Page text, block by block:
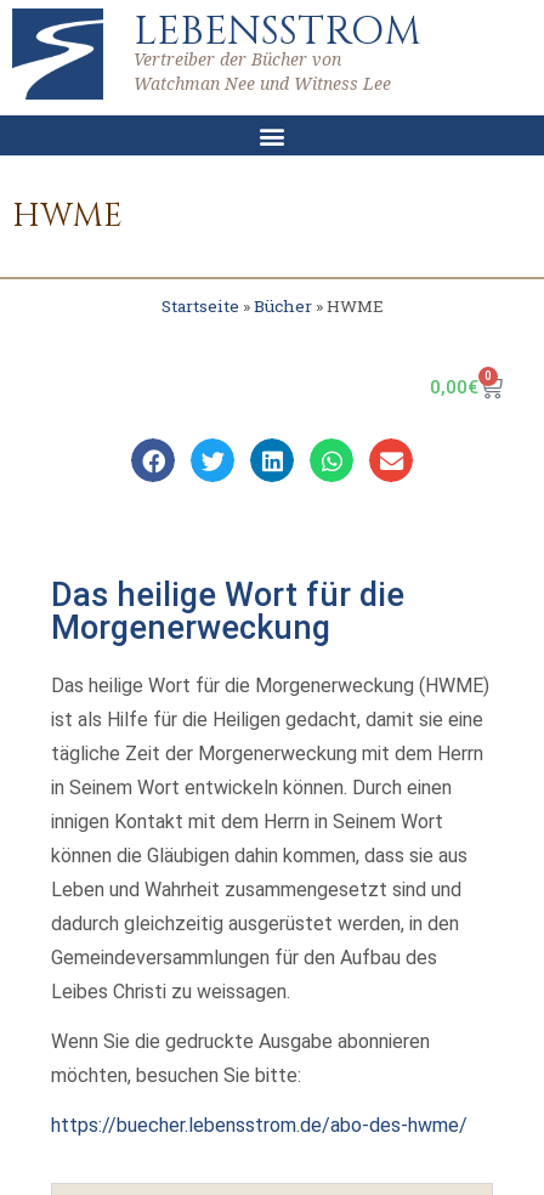
LEBENSSTROM
Vertreiber der Bücher von
Watchman Nee und Witness Lee
HWME
Startseite »Bücher»HWME
0,00€ 0
Das heilige Wort für die
Morgenerweckung
Das heilige Wort für die Morgenerweckung (HWME)
ist als Hilfe für die Heiligen gedacht, damit sie eine
tägliche Zeit der Morgenerweckung mit dem Herrn
in Seinem Wort entwickeln können. Durch einen
innigen Kontakt mit dem Herrn in Seinem Wort
können die Gläubigen dahin kommen, dass sie aus
Leben und Wahrheit zusammengesetzt sind und
dadurch gleichzeitig ausgerüstet werden, in den
Gemeindeversammlungen für den Aufbau des
Leibes Christi zu weissagen.
Wenn Sie die gedruckte Ausgabe abonnieren
möchten, besuchen Sie bitte:
https://buecher.lebensstrom.de/abo-des-hwme/